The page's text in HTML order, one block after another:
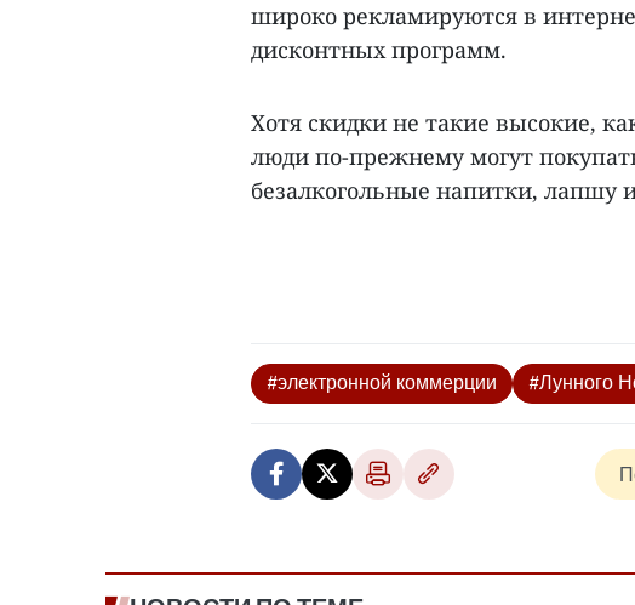
широко рекламируются в
дисконтных программ.
Хотя скидки не такие высокие,
люди по-прежнему могут
безалкогольные напитки, лапшу
#электронной коммерции #Лунного